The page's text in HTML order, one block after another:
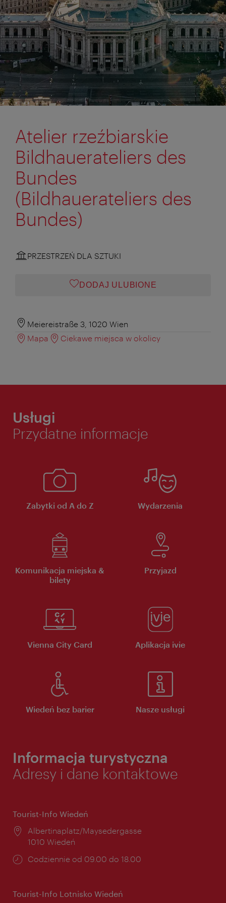
Atelier rzeźbiarskie
Bildhauerateliers des
Bundes
(Bildhauerateliers des
Bundes)
PRZESTRZEŃ DLA SZTUKI
DODAJ ULUBIONE
Meiereistraße 3, 1020 Wien
Mapa
Ciekawe miejsca w okolicy
Usługi
Przydatne informacje
Zabytki od A do Z Wydarzenia
Komunikacja miejska &
bilety
Przyjazd
Vienna City Card Aplikacja ivie
Wiedeń bez barier Nasze usługi
Informacja turystyczna
Adresy i dane kontaktowe
Tourist-Info Wiedeń
Miejsce:
Albertinaplatz/Maysedergasse
1010 Wiedeń
Godziny
Codziennie od 09.00 do 18.00
Tourist-Info Lotnisko Wiedeń